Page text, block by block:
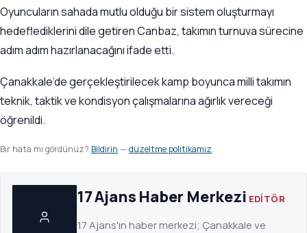
Oyuncuların sahada mutlu olduğu bir sistem oluşturmayı
hedeflediklerini dile getiren Canbaz, takımın turnuva sürecine
adım adım hazırlanacağını ifade etti.
Çanakkale’de gerçekleştirilecek kamp boyunca milli takımın
teknik, taktik ve kondisyon çalışmalarına ağırlık vereceği
öğrenildi.
Bir hata mı gördünüz? Bildirin — düzeltme politikamız.
17 Ajans Haber Merkezi EDITÖR
17 Ajans'ın haber merkezi; Çanakkale ve